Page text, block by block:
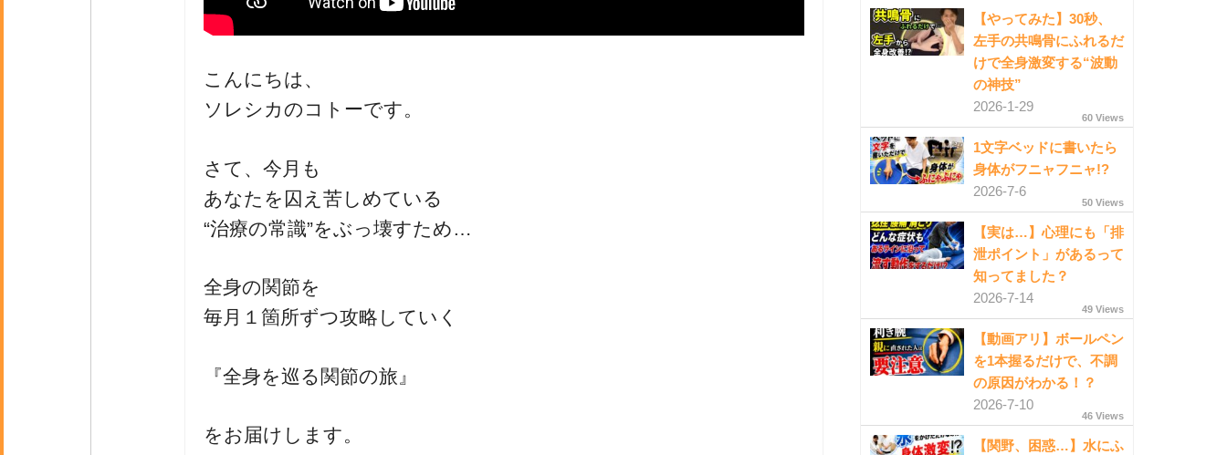
こんにちは、
ソレシカのコトーです。
さて、今月も
あなたを囚え苦しめている
“治療の常識”をぶっ壊すため…
全身の関節を
毎月１箇所ずつ攻略していく
『全身を巡る関節の旅』
をお届けします。
【やってみた】30秒、
左手の共鳴骨にふれるだ
けで全身激変する“波動
の神技”
2026-1-29
60 Views
1文字ベッドに書いたら
身体がフニャフニャ!?
2026-7-6
50 Views
【実は…】心理にも「排
泄ポイント」があるって
知ってました？
2026-7-14
49 Views
【動画アリ】ボールペン
を1本握るだけで、不調
の原因がわかる！？
2026-7-10
46 Views
【関野、困惑…】水にふ